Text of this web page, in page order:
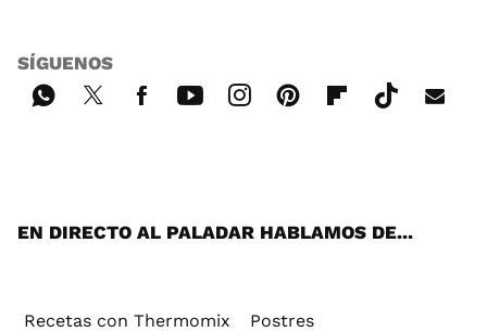
SÍGUENOS
EN DIRECTO AL PALADAR HABLAMOS DE...
Recetas con Thermomix Postres